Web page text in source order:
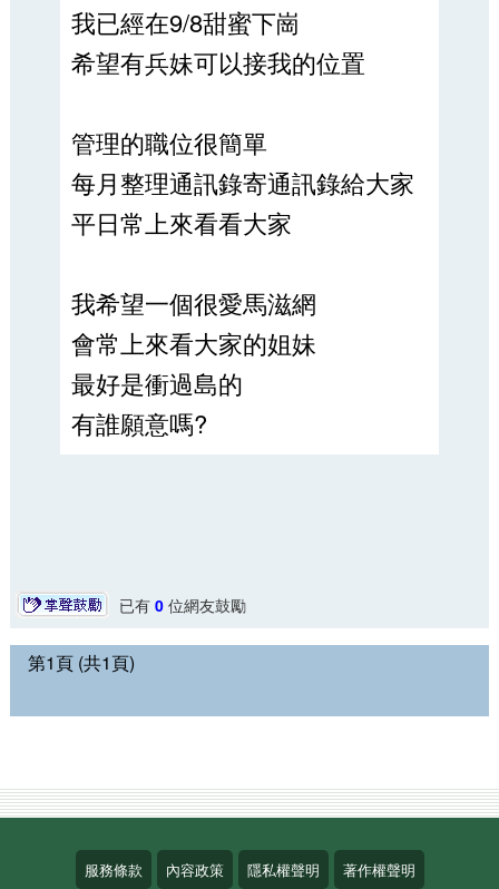
我已經在9/8甜蜜下崗
希望有兵妹可以接我的位置
管理的職位很簡單
每月整理通訊錄寄通訊錄給大家
平日常上來看看大家
我希望一個很愛馬滋網
會常上來看大家的姐妹
最好是衝過島的
有誰願意嗎?
已有 0位網友鼓勵
第1頁 (共1頁)
服務條款 內容政策 隱私權聲明 著作權聲明